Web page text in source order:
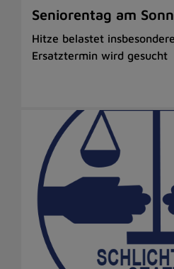
Seniorentag am
Hitze belastet
Ersatztermin wird gesucht